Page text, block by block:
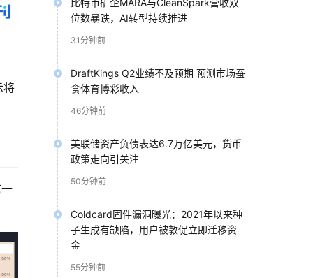
将
比特币矿企MARA与CleanSpark营收双
位数暴跌，AI转型持续推进
31分钟前
DraftKings Q2业绩不及预期 预测市场蚕
食体育博彩收入
46分钟前
美联储资产负债表达6.7万亿美元，货币
政策走向引关注
50分钟前
Coldcard固件漏洞曝光：2021年以来种
子生成有缺陷，用户被敦促立即迁移资
金
55分钟前